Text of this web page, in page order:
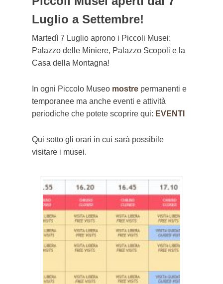
Luglio a Settembre!
Martedì 7 Luglio aprono i Piccoli Musei:
Palazzo delle Miniere, Palazzo Scopoli e la
Casa della Montagna!
In ogni Piccolo Museo mostre permanenti e
temporanee ma anche eventi e attività
periodiche che potete scoprire qui: EVENTI
Qui sotto gli orari in cui sarà possibile
visitare i musei.